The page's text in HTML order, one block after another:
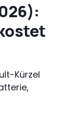
Kürzel